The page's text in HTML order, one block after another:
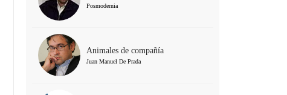
Posmodernia
Animales de compañía
Juan Manuel De Prada